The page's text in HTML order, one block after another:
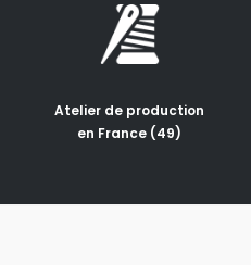
Atelier de production
en France (49)